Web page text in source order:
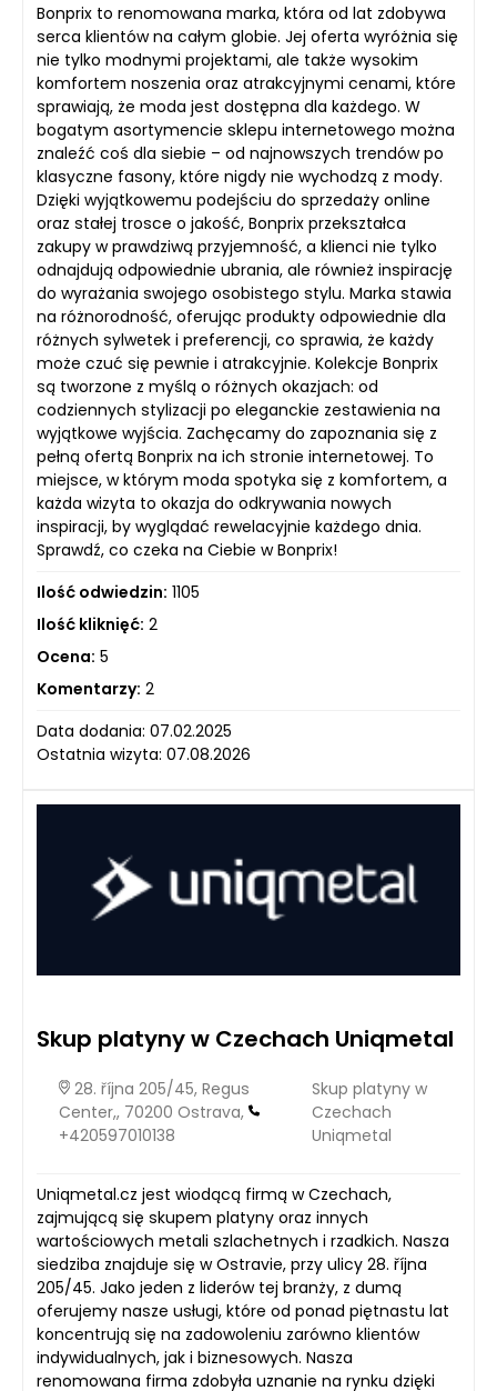
Bonprix to renomowana marka, która od lat zdobywa
serca klientów na całym globie. Jej oferta wyróżnia się
nie tylko modnymi projektami, ale także wysokim
komfortem noszenia oraz atrakcyjnymi cenami, które
sprawiają, że moda jest dostępna dla każdego. W
bogatym asortymencie sklepu internetowego można
znaleźć coś dla siebie – od najnowszych trendów po
klasyczne fasony, które nigdy nie wychodzą z mody.
Dzięki wyjątkowemu podejściu do sprzedaży online
oraz stałej trosce o jakość, Bonprix przekształca
zakupy w prawdziwą przyjemność, a klienci nie tylko
odnajdują odpowiednie ubrania, ale również inspirację
do wyrażania swojego osobistego stylu. Marka stawia
na różnorodność, oferując produkty odpowiednie dla
różnych sylwetek i preferencji, co sprawia, że każdy
może czuć się pewnie i atrakcyjnie. Kolekcje Bonprix
są tworzone z myślą o różnych okazjach: od
codziennych stylizacji po eleganckie zestawienia na
wyjątkowe wyjścia. Zachęcamy do zapoznania się z
pełną ofertą Bonprix na ich stronie internetowej. To
miejsce, w którym moda spotyka się z komfortem, a
każda wizyta to okazja do odkrywania nowych
inspiracji, by wyglądać rewelacyjnie każdego dnia.
Sprawdź, co czeka na Ciebie w Bonprix!
Ilość odwiedzin: 1105
Ilość kliknięć: 2
Ocena: 5
Komentarzy: 2
Data dodania: 07.02.2025
Ostatnia wizyta: 07.08.2026
Skup platyny w Czechach Uniqmetal
28. října 205/45, Regus
Center,, 70200 Ostrava,
+420597010138
Skup platyny w
Czechach
Uniqmetal
Uniqmetal.cz jest wiodącą firmą w Czechach,
zajmującą się skupem platyny oraz innych
wartościowych metali szlachetnych i rzadkich. Nasza
siedziba znajduje się w Ostravie, przy ulicy 28. října
205/45. Jako jeden z liderów tej branży, z dumą
oferujemy nasze usługi, które od ponad piętnastu lat
koncentrują się na zadowoleniu zarówno klientów
indywidualnych, jak i biznesowych. Nasza
renomowana firma zdobyła uznanie na rynku dzięki